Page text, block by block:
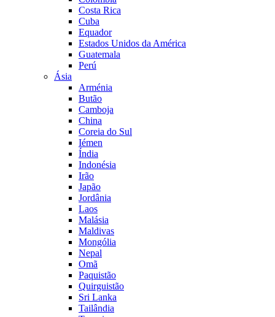
Costa Rica
Cuba
Equador
Estados Unidos da América
Guatemala
Perú
Ásia
Arménia
Butão
Camboja
China
Coreia do Sul
Iémen
Índia
Indonésia
Irão
Japão
Jordânia
Laos
Malásia
Maldivas
Mongólia
Nepal
Omã
Paquistão
Quirguistão
Sri Lanka
Tailândia